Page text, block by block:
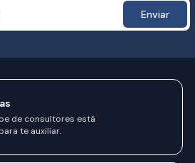
Enviar
de consultores está
te auxiliar.